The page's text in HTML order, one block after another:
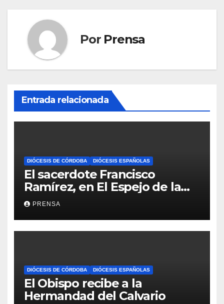
Por Prensa
Entrada relacionada
DIÓCESIS DE CÓRDOBA DIÓCESIS ESPAÑOLAS
El sacerdote Francisco
Ramírez, en El Espejo de la
Iglesia
PRENSA
DIÓCESIS DE CÓRDOBA DIÓCESIS ESPAÑOLAS
El Obispo recibe a la
Hermandad del Calvario